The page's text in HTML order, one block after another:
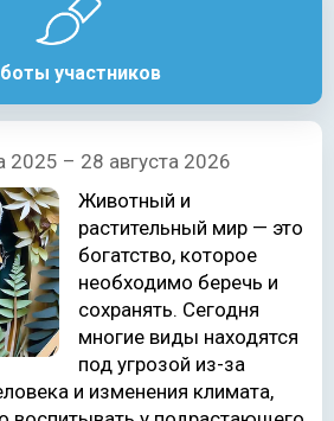
участников
2025 – 28 августа 2026
Животный и
растительный мир — это
богатство, которое
необходимо беречь и
сохранять. Сегодня
многие виды находятся
под угрозой из-за
и изменения климата,